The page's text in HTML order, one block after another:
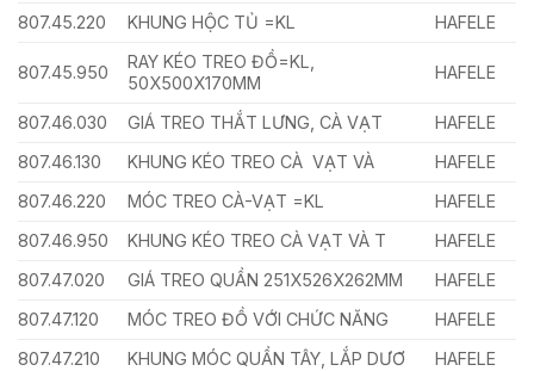
807.45.220 KHUNG HỘC TỦ =KL HAFELE
807.45.950
RAY KÉO TREO ĐỒ=KL,
50X500X170MM
HAFELE
807.46.030 GIÁ TREO THẮT LƯNG, CÀ VẠT
HAFELE
807.46.130
KHUNG KÉO TREO CÀ VẠT VÀ
HAFELE
807.46.220
MÓC TREO CÀ-VẠT =KL
HAFELE
807.46.950
KHUNG KÉO TREO CÀ VẠT VÀ T
HAFELE
807.47.020
GIÁ TREO QUẦN 251X526X262MM
HAFELE
807.47.120
MÓC TREO ĐỒ VỚI CHỨC NĂNG
HAFELE
807.47.210
KHUNG MÓC QUẦN TÂY, LẮP DƯƠ
HAFELE